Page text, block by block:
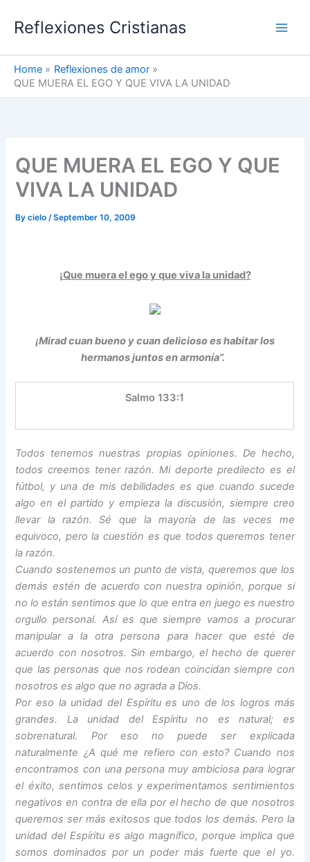
Reflexiones Cristianas
Home
Reflexiones de amor
QUE MUERA EL EGO Y QUE VIVA LA UNIDAD
QUE MUERA EL EGO Y QUE
VIVA LA UNIDAD
Bycielo/September 10, 2009
¡Que muera el ego y que viva la unidad?
¡Mirad cuan bueno y cuan delicioso es habitar los
hermanos juntos en armonía”.
Salmo 133:1
Todos tenemos nuestras propias opiniones. De hecho,
todos creemos tener razón. Mi deporte predilecto es el
fútbol, y una de mis debilidades es que cuando sucede
algo en el partido y empieza la discusión, siempre creo
llevar la razón. Sé que la mayoría de las veces me
equivoco, pero la cuestión es que todos queremos tener
la razón.
Cuando sostenemos un punto de vista, queremos que los
demás estén de acuerdo con nuestra opinión, porque si
no lo están sentimos que lo que entra en juego es nuestro
orgullo personal. Así es que siempre vamos a procurar
manipular a la otra persona para hacer que esté de
acuerdo con nosotros. Sin embargo, el hecho de querer
que las personas que nos rodean coincidan siempre con
nosotros es algo que no agrada a Dios.
Por eso la unidad del Espíritu es uno de los logros más
grandes. La unidad del Espíritu no es natural; es
sobrenatural. Por eso no puede ser explicada
naturalmente ¿A qué me refiero con esto? Cuando nos
encontramos con una persona muy ambiciosa para lograr
el éxito, sentimos celos y experimentamos sentimientos
negativos en contra de ella por el hecho de que nosotros
queremos ser más exitosos que todos los demás. Pero la
unidad del Espíritu es algo magnífico, porque implica que
somos dominados por un poder más fuerte que el yo.